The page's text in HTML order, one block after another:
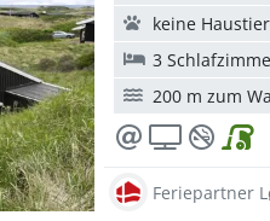
keine
3
200 m zum
Feriepartner